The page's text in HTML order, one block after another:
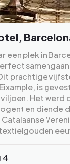
een plek in
prachtige
is
Het werd
en diende
4